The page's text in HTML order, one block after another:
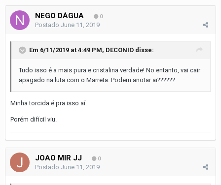
NEGO DÁGUA 0
Postado June 11, 2019
Em 6/11/2019 at 4:49 PM, DECONIO disse:
Tudo isso é a mais pura e cristalina verdade! No entanto, vai cair
apagado na luta com o Marreta. Podem anotar ai??????
Minha torcida é pra isso aí.
Porém difícil viu.
JOAO MIR JJ 0
Postado June 11, 2019